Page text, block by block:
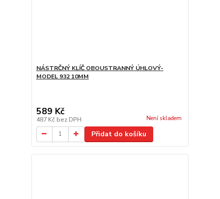
NÁSTRČNÝ KLÍČ OBOUSTRANNÝ ÚHLOVÝ-
MODEL 932 10MM
589 Kč
487 Kč bez DPH Není skladem
Přidat do košíku